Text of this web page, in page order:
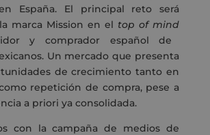
España. El principal reto será
marca Mission en el top of mind
y comprador español de
Un mercado que presenta
de crecimiento tanto en
repetición de compra, pese a
a priori ya consolidada.
con la campaña de medios de